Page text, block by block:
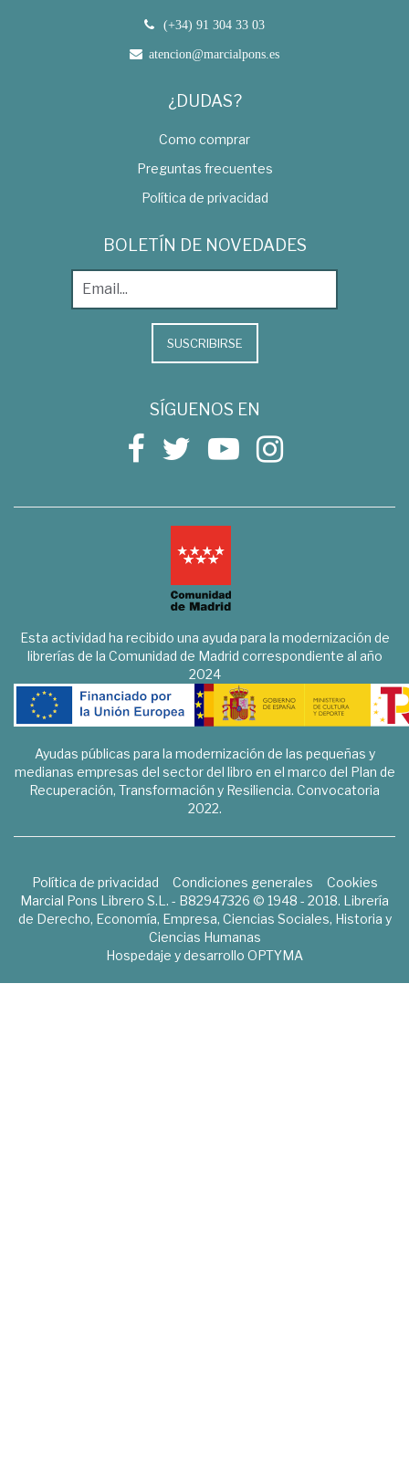
(+34) 91 304 33 03
atencion@marcialpons.es
¿DUDAS?
Como comprar
Preguntas frecuentes
Política de privacidad
BOLETÍN DE NOVEDADES
SUSCRIBIRSE
SÍGUENOS EN
Esta actividad ha recibido una ayuda para la modernización de
librerías de la Comunidad de Madrid correspondiente al año
2024
Ayudas públicas para la modernización de las pequeñas y
medianas empresas del sector del libro en el marco del Plan de
Recuperación, Transformación y Resiliencia. Convocatoria
2022.
Política de privacidad Condiciones generales
Cookies
Marcial Pons Librero S.L. - B82947326 © 1948 - 2018. Librería
de Derecho, Economía, Empresa, Ciencias Sociales, Historia y
Ciencias Humanas
Hospedaje y desarrollo OPTYMA